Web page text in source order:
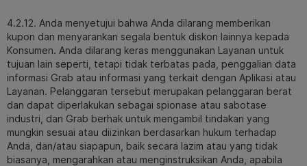
4.2.12. Anda menyetujui bahwa Anda dilarang memberikan
kupon dan menyarankan segala bentuk diskon lainnya kepada
Konsumen. Anda dilarang keras menggunakan Layanan untuk
tujuan lain seperti, tetapi tidak terbatas pada, penggalian data
informasi Grab atau informasi yang terkait dengan Aplikasi atau
Layanan. Pelanggaran tersebut merupakan pelanggaran berat
dan dapat diperlakukan sebagai spionase atau sabotase
industri, dan Grab berhak untuk mengambil tindakan yang
mungkin sesuai atau diizinkan berdasarkan hukum terhadap
Anda, dan/atau siapapun, baik secara lazim atau yang tidak
biasanya, mengarahkan atau menginstruksikan Anda, apabila